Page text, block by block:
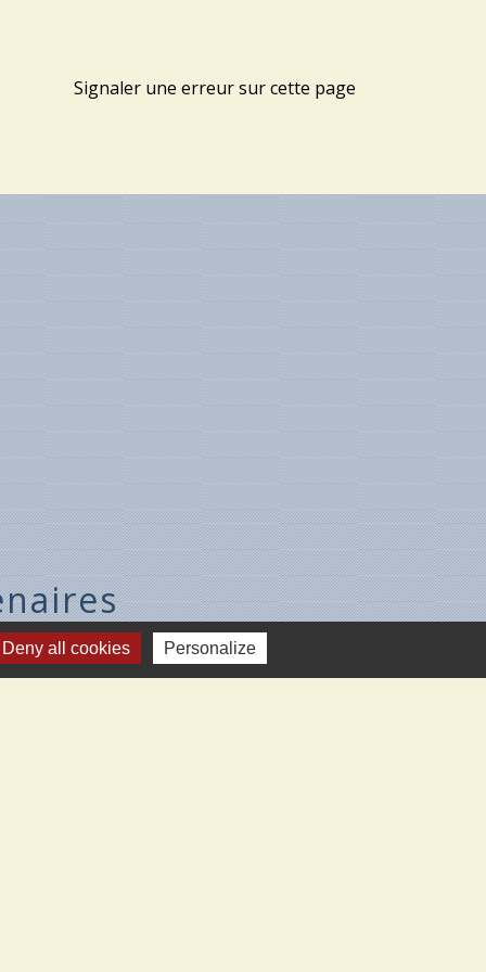
Signaler une erreur sur cette page
Deny all cookies Personalize